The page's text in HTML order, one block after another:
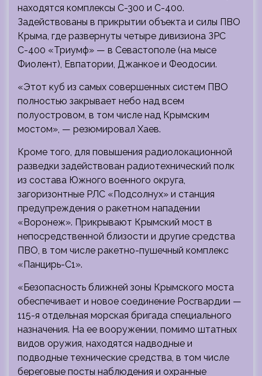
находятся комплексы С-300 и С-400.
Задействованы в прикрытии объекта и силы ПВО
Крыма, где развернуты четыре дивизиона ЗРС
С-400 «Триумф» — в Севастополе (на мысе
Фиолент), Евпатории, Джанкое и Феодосии.
«Этот куб из самых совершенных систем ПВО
полностью закрывает небо над всем
полуостровом, в том числе над Крымским
мостом», — резюмировал Хаев.
Кроме того, для повышения радиолокационной
разведки задействован радиотехнический полк
из состава Южного военного округа,
загоризонтные РЛС «Подсолнух» и станция
предупреждения о ракетном нападении
«Воронеж». Прикрывают Крымский мост в
непосредственной близости и другие средства
ПВО, в том числе ракетно-пушечный комплекс
«Панцирь-С1».
«Безопасность ближней зоны Крымского моста
обеспечивает и новое соединение Росгвардии —
115-я отдельная морская бригада специального
назначения. На ее вооружении, помимо штатных
видов оружия, находятся надводные и
подводные технические средства, в том числе
береговые посты наблюдения и охранные